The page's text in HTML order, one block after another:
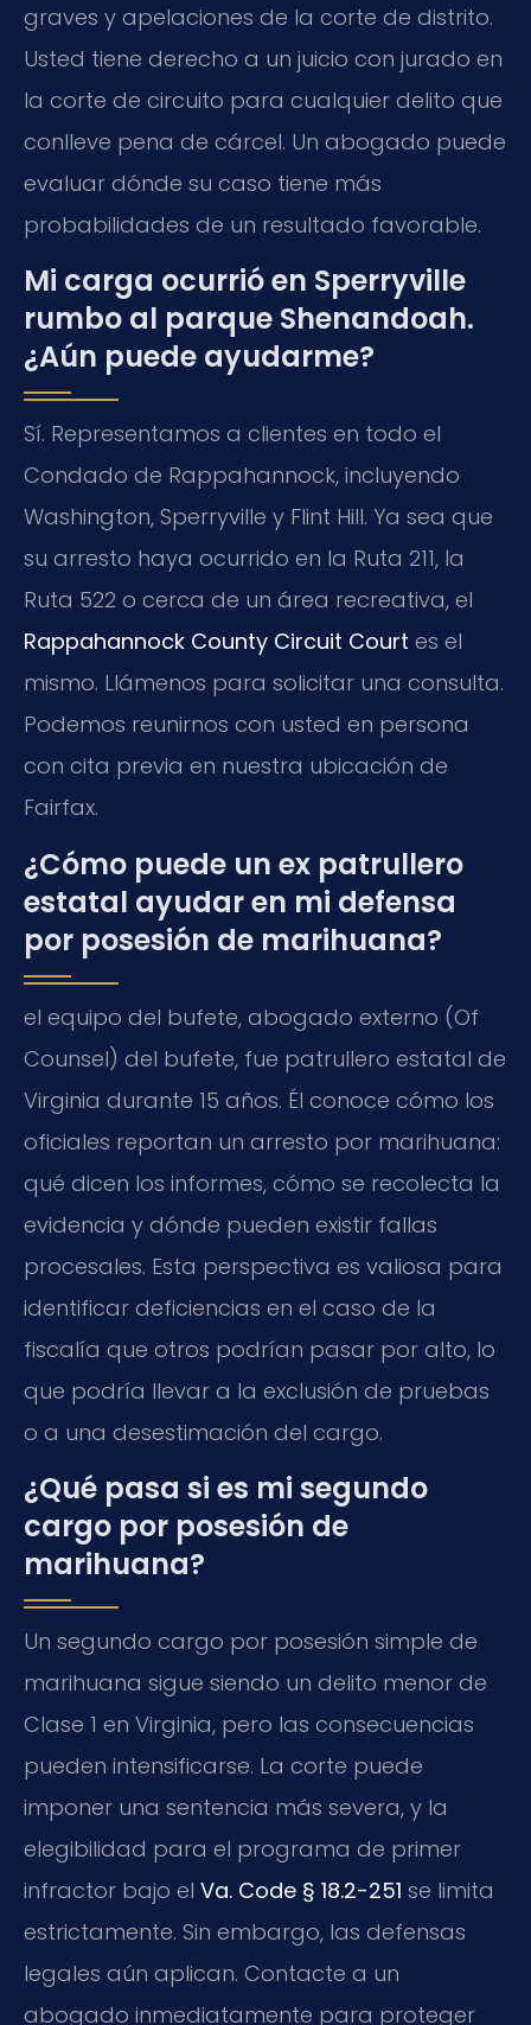
graves y apelaciones de la corte de distrito.
Usted tiene derecho a un juicio con jurado en
la corte de circuito para cualquier delito que
conlleve pena de cárcel. Un abogado puede
evaluar dónde su caso tiene más
probabilidades de un resultado favorable.
Mi carga ocurrió en Sperryville
rumbo al parque Shenandoah.
¿Aún puede ayudarme?
Sí. Representamos a clientes en todo el
Condado de Rappahannock, incluyendo
Washington, Sperryville y Flint Hill. Ya sea que
su arresto haya ocurrido en la Ruta 211, la
Ruta 522 o cerca de un área recreativa, el
Rappahannock County Circuit Court es el
mismo. Llámenos para solicitar una consulta.
Podemos reunirnos con usted en persona
con cita previa en nuestra ubicación de
Fairfax.
¿Cómo puede un ex patrullero
estatal ayudar en mi defensa
por posesión de marihuana?
el equipo del bufete, abogado externo (Of
Counsel) del bufete, fue patrullero estatal de
Virginia durante 15 años. Él conoce cómo los
oficiales reportan un arresto por marihuana:
qué dicen los informes, cómo se recolecta la
evidencia y dónde pueden existir fallas
procesales. Esta perspectiva es valiosa para
identificar deficiencias en el caso de la
fiscalía que otros podrían pasar por alto, lo
que podría llevar a la exclusión de pruebas
o a una desestimación del cargo.
¿Qué pasa si es mi segundo
cargo por posesión de
marihuana?
Un segundo cargo por posesión simple de
marihuana sigue siendo un delito menor de
Clase 1 en Virginia, pero las consecuencias
pueden intensificarse. La corte puede
imponer una sentencia más severa, y la
elegibilidad para el programa de primer
infractor bajo el Va. Code § 18.2-251 se limita
estrictamente. Sin embargo, las defensas
legales aún aplican. Contacte a un
abogado inmediatamente para proteger